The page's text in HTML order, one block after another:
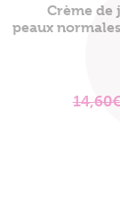
Crème de
peaux
14,60€